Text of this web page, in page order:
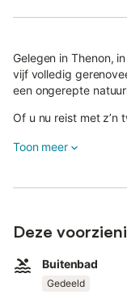
Gelegen in Thenon,
vijf volledig
een ongerepte
Of u nu reist met z’n
komen.
- Speeltuin en
- Koffie- en
- Winkel met lokale
Toon meer
Deze
Buitenbad
Gedeeld